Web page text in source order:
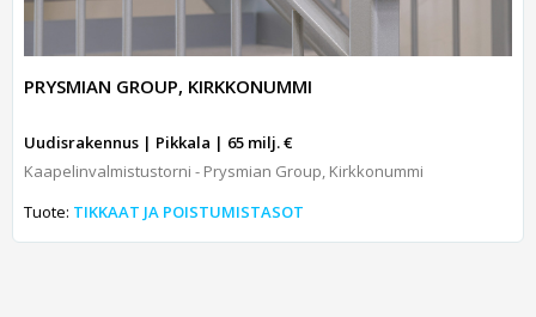
PRYSMIAN GROUP, KIRKKONUMMI
Uudisrakennus | Pikkala | 65 milj. €
Kaapelinvalmistustorni - Prysmian Group, Kirkkonummi
Tuote: TIKKAAT JA POISTUMISTASOT